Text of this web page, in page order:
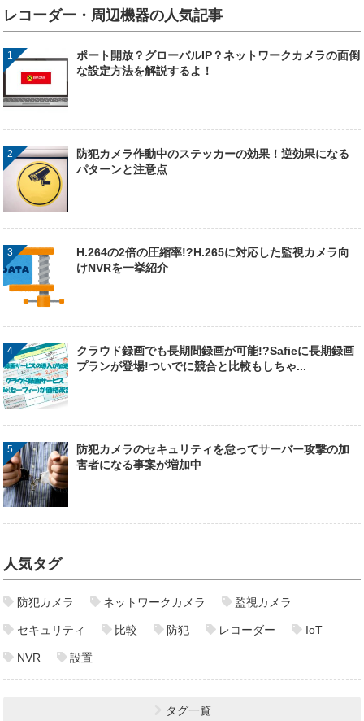
レコーダー・周辺機器の人気記事
ポート開放？グローバルIP？ネットワークカメラの面倒
な設定方法を解説するよ！
防犯カメラ作動中のステッカーの効果！逆効果になる
パターンと注意点
H.264の2倍の圧縮率!?H.265に対応した監視カメラ向
けNVRを一挙紹介
クラウド録画でも長期間録画が可能!?Safieに長期録画
プランが登場!ついでに競合と比較もしちゃ...
防犯カメラのセキュリティを怠ってサーバー攻撃の加
害者になる事案が増加中
人気タグ
防犯カメラ ネットワークカメラ 監視カメラ
セキュリティ 比較 防犯 レコーダー IoT
NVR 設置
タグ一覧